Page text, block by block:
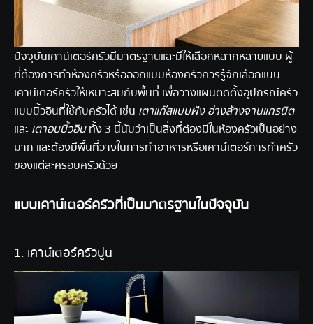
ปัจจุบันเคาน์เตอร์ครัวมีมาตรฐานและมีให้เลือกหลากหลายแบบ ผู้
ที่ต้องการทำห้องครัวหรือออกแบบห้องครัวควรรู้จักเลือกแบบ
เคาน์เตอร์ครัวให้เหมาะสมกับพื้นที่ เพื่อวางแผนติดตั้งอุปกรณ์ครัว
แบบบิ้วอินที่ใช้กับครัวได้ เช่น เตาแก๊สแบบฝังอ่างล้างจานแกรนิต
และ เตาอบบิ้วอินทั้ง 3 นี้นับว่าเป็นสิ่งที่ต้องมีในห้องครัวเป็นอย่าง
มาก และต้องมีพื้นที่วางในการทำอาหารหรือเคาน์เตอร์การทำครัว
ของแต่ละครอบครัวด้วย
แบบเคาน์เตอร์ครัวที่เป็นมาตรฐานในปัจจุบัน
1. เคาน์เตอร์ครัวปูน